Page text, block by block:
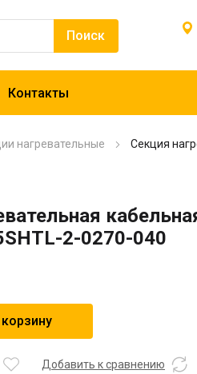
Контакты
нагревательные
Секция
2-0270-040
Добавить к сравнению